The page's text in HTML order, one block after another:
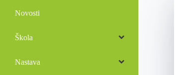
Novosti
Škola
Nastava